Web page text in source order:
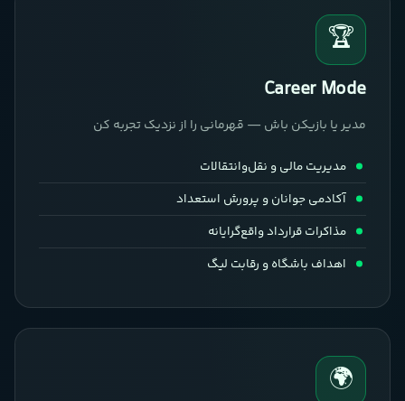
🏆
Career Mode
مدیر یا بازیکن باش — قهرمانی را از نزدیک تجربه کن
مدیریت مالی و نقل‌وانتقالات
آکادمی جوانان و پرورش استعداد
مذاکرات قرارداد واقع‌گرایانه
اهداف باشگاه و رقابت لیگ
🌍